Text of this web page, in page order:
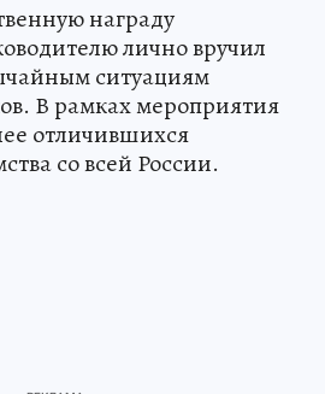
награду
лично вручил
ситуациям
В рамках мероприятия
отличившихся
со всей России.